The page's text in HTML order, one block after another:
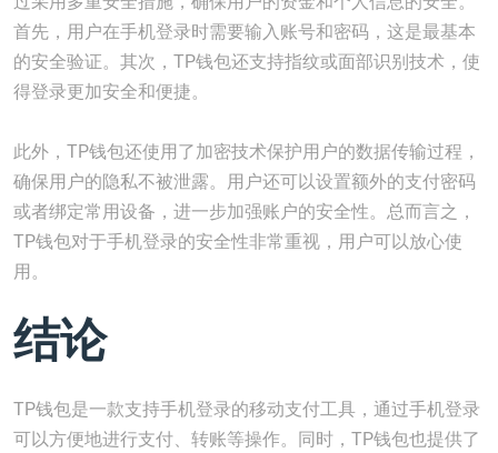
首先，用户在手机登录时需要输入账号和密码，这是最基本
的安全验证。其次，TP钱包还支持指纹或面部识别技术，使
得登录更加安全和便捷。
此外，TP钱包还使用了加密技术保护用户的数据传输过程，
确保用户的隐私不被泄露。用户还可以设置额外的支付密码
或者绑定常用设备，进一步加强账户的安全性。总而言之，
TP钱包对于手机登录的安全性非常重视，用户可以放心使
用。
结论
TP钱包是一款支持手机登录的移动支付工具，通过手机登录
可以方便地进行支付、转账等操作。同时，TP钱包也提供了